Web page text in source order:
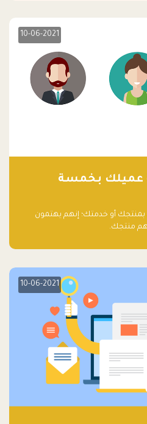
10-06-2021
عميلك بخمسة
بمنتجك أو خدمتك؛ إنهم يهتمون
منتجك.
10-06-2021